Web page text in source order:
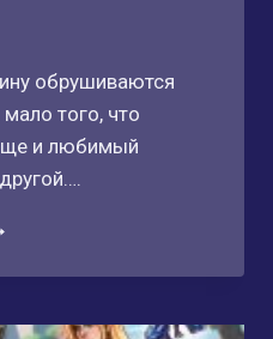
обрушиваются
того, что
и любимый